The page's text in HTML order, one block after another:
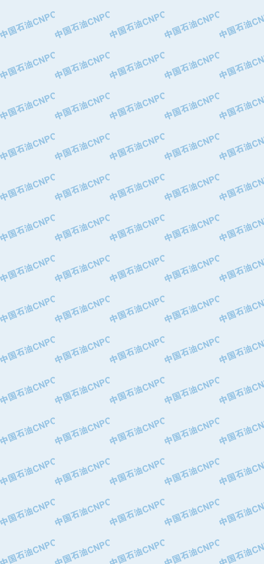
·中国石油锦西石化分公司
·大港油田集团有限责任公司
·深圳市肯多斯实业发展有限公司
·山东墨龙石油机械股份有限公司
·无锡西姆莱斯石油专用管制造有限公
·武汉钢铁（集团）公司
·马鞍山钢铁股份有限公司
·中国石油天然气股份有限公司兰州石
·中国石化茂名石化分公司
·中国石油大港油田分公司
·靖江市天和泵业有限公司
·中油油气勘探软件国家工程研究中心
·西安长庆钻宇集团咸阳石化有限公司
·新疆新冠控制系统工程有限公司
·新疆安维消防设施器材有限公司
·华北石油津工机械制造有限公司
·上海山武控制仪表有限公司
·上海赛科石油化工有限责任公司
·上海高桥石化
·中国石化扬子石油化工股份有限公司
·中国石化长岭炼化公司
·中国石油长庆油田分公司
·山东墨龙石油机械股份有限公司
·大庆油田物资集团
·南阳防爆集团有限公司
·乳山市力久特种电机有限公司
·无锡西姆莱斯石油专用管制造有限公
·沈阳全密封变压器股份有限公司
·河北华北石油天成实业集团有限公司
·特变电工股份有限公司
·中国石化镇海炼油化工股份有限公司